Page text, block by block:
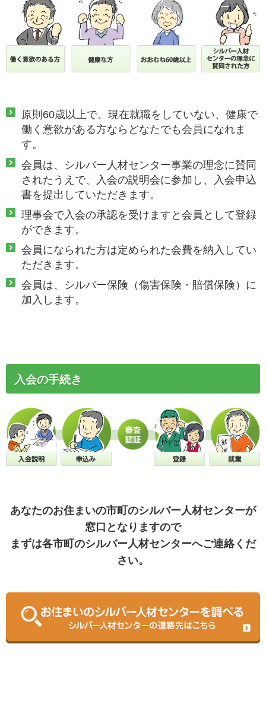
原則60歳以上で、現在就職をしていない、健康で
働く意欲がある方ならどなたでも会員になれま
す。
会員は、シルバー人材センター事業の理念に賛同
されたうえで、入会の説明会に参加し、入会申込
書を提出していただきます。
理事会で入会の承認を受けますと会員として登録
ができます。
会員になられた方は定められた会費を納入してい
ただきます。
会員は、シルバー保険（傷害保険・賠償保険）に
加入します。
入会の手続き
あなたのお住まいの市町のシルバー人材センターが
窓口となりますので
まずは各市町のシルバー人材センターへご連絡くだ
さい。